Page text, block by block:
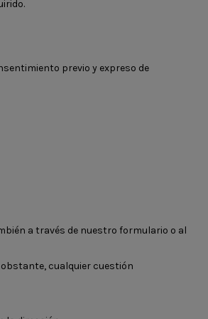
previo y expreso de
a través de nuestro formulario o al
cualquier cuestión